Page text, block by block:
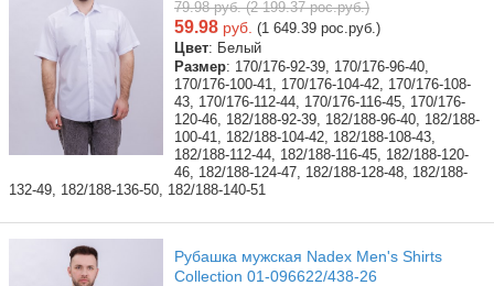
79.98 руб. (2 199.37 рос.руб.)
59.98 руб. (1 649.39 рос.руб.)
Цвет: Белый
Размер: 170/176-92-39, 170/176-96-40,
170/176-100-41, 170/176-104-42, 170/176-108-
43, 170/176-112-44, 170/176-116-45, 170/176-
120-46, 182/188-92-39, 182/188-96-40, 182/188-
100-41, 182/188-104-42, 182/188-108-43,
182/188-112-44, 182/188-116-45, 182/188-120-
46, 182/188-124-47, 182/188-128-48, 182/188-
132-49, 182/188-136-50, 182/188-140-51
Рубашка мужская Nadex Men's Shirts
Collection 01-096622/438-26